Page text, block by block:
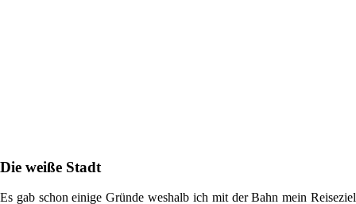
Die weiße Stadt
Es gab schon einige Gründe weshalb ich mit der Bahn mein Reiseziel